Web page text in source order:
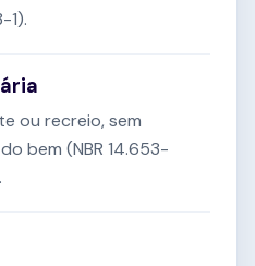
1).
ou recreio, sem
bem (NBR 14.653-